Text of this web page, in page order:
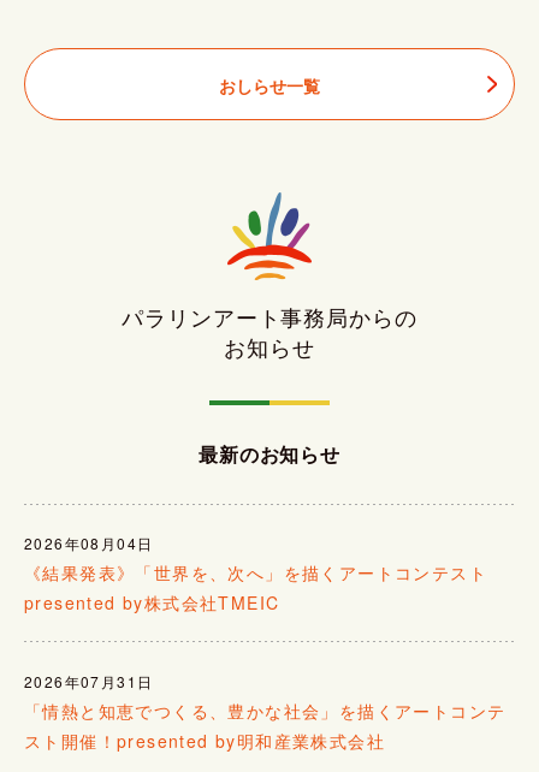
おしらせ一覧
パラリンアート事務局からの
お知らせ
最新のお知らせ
2026年08月04日
《結果発表》「世界を、次へ」を描くアートコンテスト
presented by株式会社TMEIC
2026年07月31日
「情熱と知恵でつくる、豊かな社会」を描くアートコンテ
スト開催！presented by明和産業株式会社